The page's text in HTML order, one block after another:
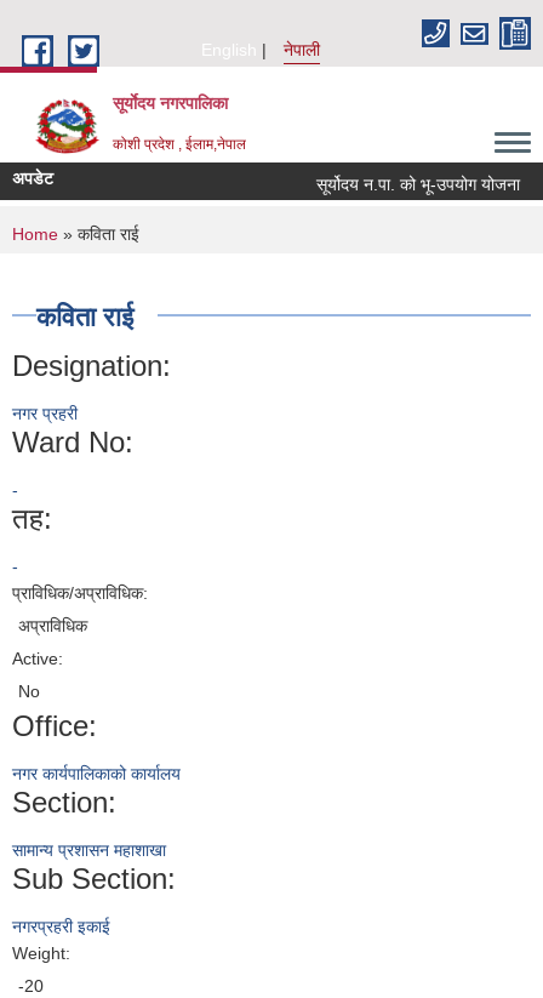
English
नेपाली
सूर्याेदय नगरपालिका
कोशी प्रदेश , ईलाम,नेपाल
अपडेट सूर्योदय न.पा. को भू-उपयोग योजना
You are here
Home » कविता राई
कविता राई
Designation:
नगर प्रहरी
Ward No:
-
तह:
-
प्राविधिक/अप्राविधिक:
अप्राविधिक
Active:
No
Office:
नगर कार्यपालिकाको कार्यालय
Section:
सामान्य प्रशासन महाशाखा
Sub Section:
नगरप्रहरी इकाई
Weight:
-20